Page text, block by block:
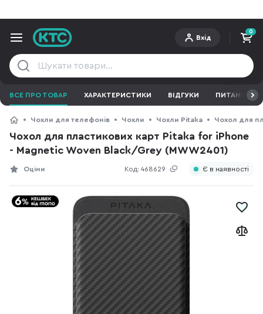
Вхід
0
ВСЕ ПРО ТОВАР ХАРАКТЕРИСТИКИ ВІДГУКИ ПИТАННЯ ТА
Чохли для телефонів Чохли Чохли Pitaka Чохол для
Чохол для пластикових карт Pitaka for iPhone
- Magnetic Woven Black/Grey (MWW2401)
Код: 468629
Оціни Є в наявності